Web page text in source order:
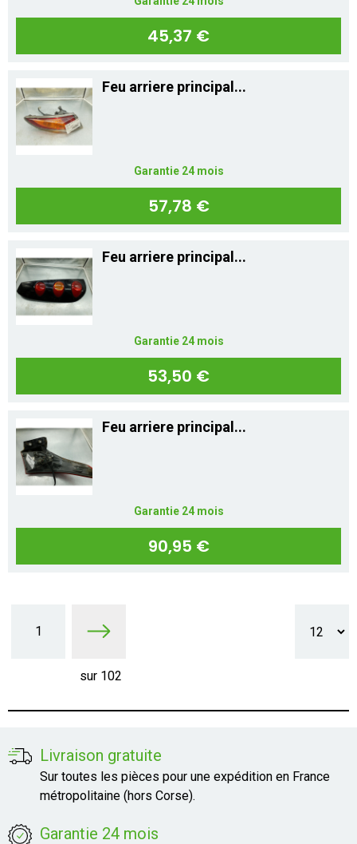
45,37 €
Feu arriere principal...
Garantie 24 mois
57,78 €
Feu arriere principal...
Garantie 24 mois
53,50 €
Feu arriere principal...
Garantie 24 mois
90,95 €
1
sur 102
Livraison gratuite
Sur toutes les pièces pour une expédition en France
métropolitaine (hors Corse).
Garantie 24 mois